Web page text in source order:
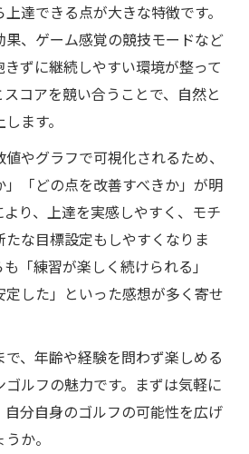
達できる点が大きな特徴です。
果、ゲーム感覚の競技モードなど
ずに継続しやすい環境が整って
コアを競い合うことで、自然と
ます。
やグラフで可視化されるため、
」「どの点を改善すべきか」が明
り、上達を実感しやすく、モチ
な目標設定もしやすくなりま
「練習が楽しく続けられる」
定した」といった感想が多く寄せ
、年齢や経験を問わず楽しめる
ルフの魅力です。まずは気軽に
分自身のゴルフの可能性を広げ
か。